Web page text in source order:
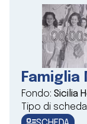
Famiglia
Fondo: Sicilia
Tipo di